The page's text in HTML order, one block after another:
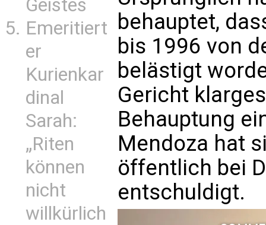
Geistes
Emeritiert
er
Kurienkar
dinal
Sarah:
„Riten
können
nicht
willkürlich
behauptet,
bis 1996 von
belästigt
Gericht
Behauptung
Mendoza hat
öffentlich bei
entschuldigt.